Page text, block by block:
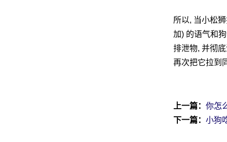
所以, 当小松
加) 的语气和
排泄物, 并彻
再次把它拉到
上一篇： 你怎
下一篇： 小狗